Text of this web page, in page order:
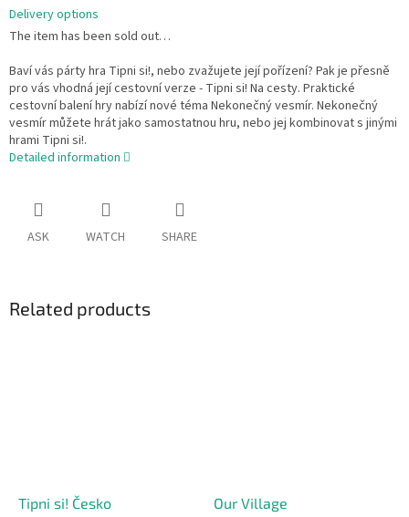
Delivery options
The item has been sold out…
Baví vás párty hra Tipni si!, nebo zvažujete její pořízení? Pak je přesně
pro vás vhodná její cestovní verze - Tipni si! Na cesty. Praktické
cestovní balení hry nabízí nové téma Nekonečný vesmír. Nekonečný
vesmír můžete hrát jako samostatnou hru, nebo jej kombinovat s jinými
hrami Tipni si!.
Detailed information
ASK WATCH SHARE
Related products
Tipni si! Česko Our Village